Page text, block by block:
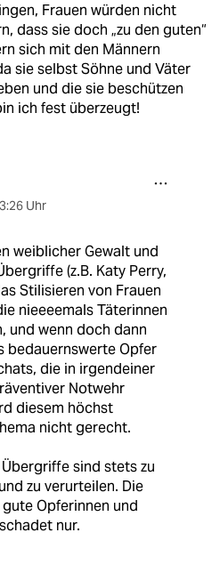
Frauen würden nicht
dass sie doch „zu den guten“
sich mit den Männern
sie selbst Söhne und Väter
und die sie beschützen
ich fest überzeugt!
Uhr
weiblicher Gewalt und
(z.B. Katy Perry,
Stilisieren von Frauen
nieeeemals Täterinnen
und wenn doch dann
bedauernswerte Opfer
die in irgendeiner
Notwehr
diesem höchst
nicht gerecht.
sind stets zu
zu verurteilen. Die
Opferinnen und
nur.